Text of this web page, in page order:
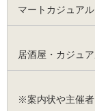
マートカジュアル
居酒屋・カジュ
※案内状や主催